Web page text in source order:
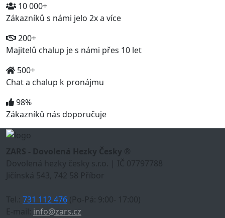
10 000+
Zákazníků s námi jelo 2x a více
200+
Majitelů chalup je s námi přes 10 let
500+
Chat a chalup k pronájmu
98%
Zákazníků nás doporučuje
ZARS - Dovolená Hezky Česky ®
Dovolená hezky česky s.r.o. | IČ 07797788
Jičínská 543, 742 58 Příbor
Tel.: 731 112 476 (Po-Pá: 9:00- 17:00)
E-mail: info@zars.cz